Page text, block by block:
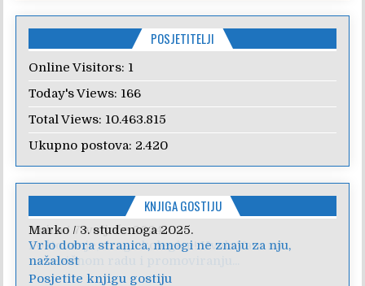
POSJETITELJI
Online Visitors: 1
Today's Views: 166
Total Views: 10.463.815
Ukupno postova: 2.420
KNJIGA GOSTIJU
Anica/7. veljače 2024.
Poštovanje, draga kolegice! Hvala Vam na
nesebičnom radu i promoviranju...
Posjetite knjigu gostiju